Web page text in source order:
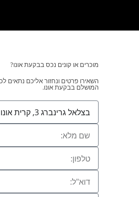
מוכרים או קונים נכס בבקעת אונו?
השאירו פרטים ונחזור אליכם נתאים
המושלם בבקעת אונו.